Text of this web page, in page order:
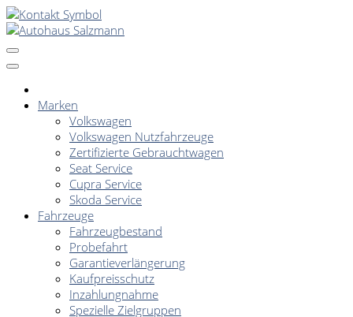
Marken
Volkswagen
Volkswagen Nutzfahrzeuge
Zertifizierte Gebrauchtwagen
Seat Service
Cupra Service
Skoda Service
Fahrzeuge
Fahrzeugbestand
Probefahrt
Garantieverlängerung
Kaufpreisschutz
Inzahlungnahme
Spezielle Zielgruppen